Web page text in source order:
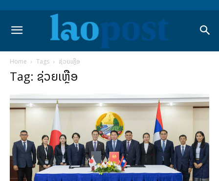
Home Tags ຊ່ວຍເຫຼືອ
Tag: ຊ່ວຍເຫຼືອ